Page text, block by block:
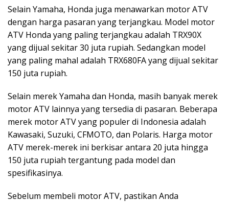
Selain Yamaha, Honda juga menawarkan motor ATV
dengan harga pasaran yang terjangkau. Model motor
ATV Honda yang paling terjangkau adalah TRX90X
yang dijual sekitar 30 juta rupiah. Sedangkan model
yang paling mahal adalah TRX680FA yang dijual sekitar
150 juta rupiah.
Selain merek Yamaha dan Honda, masih banyak merek
motor ATV lainnya yang tersedia di pasaran. Beberapa
merek motor ATV yang populer di Indonesia adalah
Kawasaki, Suzuki, CFMOTO, dan Polaris. Harga motor
ATV merek-merek ini berkisar antara 20 juta hingga
150 juta rupiah tergantung pada model dan
spesifikasinya.
Sebelum membeli motor ATV, pastikan Anda